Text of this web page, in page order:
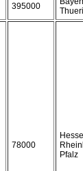
395000
78000
Pfalz